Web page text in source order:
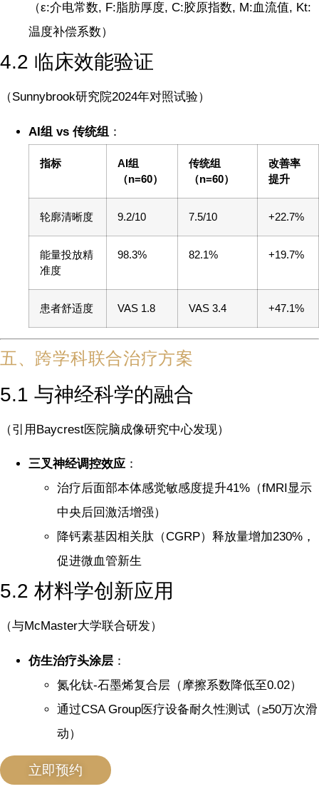
（ε:介电常数, F:脂肪厚度, C:胶原指数, M:血流值, Kt:
温度补偿系数）
4.2 临床效能验证
（Sunnybrook研究院2024年对照试验）
AI组 vs 传统组 ：
指标
AI组
（n=60）
传统组
（n=60）
改善率
提升
轮廓清晰度 9.2/10 7.5/10 +22.7%
能量投放精
准度
98.3% 82.1% +19.7%
患者舒适度 VAS 1.8 VAS 3.4 +47.1%
五、跨学科联合治疗方案
5.1 与神经科学的融合
（引用Baycrest医院脑成像研究中心发现）
三叉神经调控效应 ：
治疗后面部本体感觉敏感度提升41%（fMRI显示
中央后回激活增强）
降钙素基因相关肽（CGRP）释放量增加230%，
促进微血管新生
5.2 材料学创新应用
（与McMaster大学联合研发）
仿生治疗头涂层 ：
氮化钛-石墨烯复合层（摩擦系数降低至0.02）
通过CSA Group医疗设备耐久性测试（≥50万次滑
动）
立即预约